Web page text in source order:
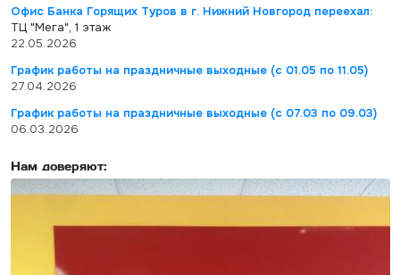
Офис Банка Горящих Туров в г. Нижний Новгород переехал:
ТЦ "Мега", 1 этаж
22.05.2026
График работы на праздничные выходные (с 01.05 по 11.05)
27.04.2026
График работы на праздничные выходные (с 07.03 по 09.03)
06.03.2026
Нам доверяют: